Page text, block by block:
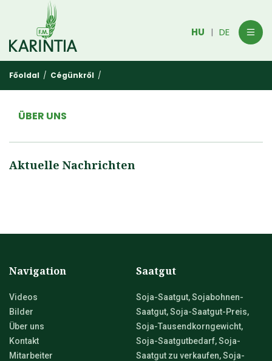
HU | DE
Főoldal / Cégünkről /
ÜBER UNS
Aktuelle Nachrichten
Navigation
Videos
Bilder
Über uns
Kontakt
Mitarbeiter
Saatgut
Soja-Saatgut, Sojabohnen-
Saatgut, Soja-Saatgut-Preis,
Soja-Tausendkorngewicht,
Soja-Saatgutbedarf, Soja-
Saatgut zu verkaufen, Soja-